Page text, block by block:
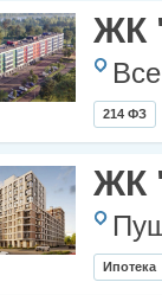
ЖК
214 ФЗ
ЖК
Ипотека